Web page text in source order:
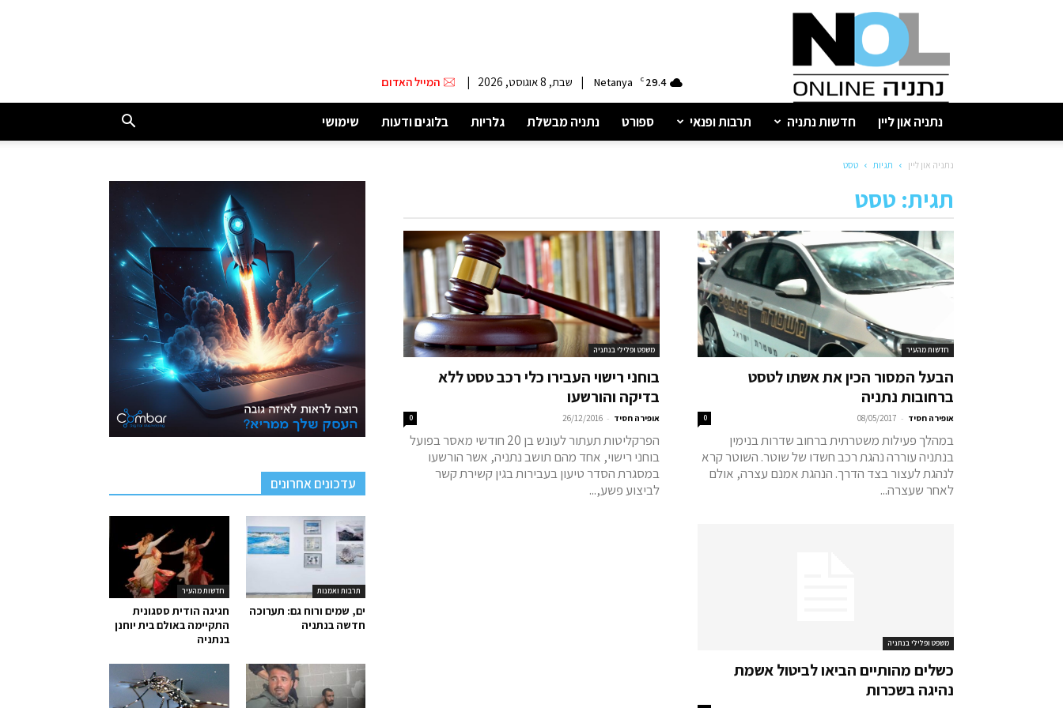
נתניה
29.4
C
Netanya
| שבת, 8 אוגוסט, 2026 | המייל האדום
נתניה און ליין חדשות נתניה תרבות ופנאי ספורט נתניה מבשלת גלריות בלוגים ודעות שימושי
נתניה און ליין תגיות טסט
תגית: טסט
חדשות מהעיר
הבעל המסור הכין את אשתו לטסט
ברחובות נתניה
אופירה חסיד -
08/05/2017
0
במהלך פעילות משטרתית ברחוב שדרות בנימין
בנתניה עוררה נהגת רכב חשדו של שוטר. השוטר קרא
לנהגת לעצור בצד הדרך. הנהגת אמנם עצרה, אולם
לאחר שעצרה...
משפט ופלילי בנתניה
בוחני רישוי העבירו כלי רכב טסט ללא
בדיקה והורשעו
אופירה חסיד -
26/12/2016
0
הפרקליטות תעתור לעונש בן 20 חודשי מאסר בפועל
בוחני רישוי, אחד מהם תושב נתניה, אשר הורשעו
במסגרת הסדר טיעון בעבירות בגין קשירת קשר
לביצוע פשע,...
משפט ופלילי בנתניה
כשלים מהותיים הביאו לביטול אשמת
נהיגה בשכרות
עדכונים אחרונים
חדשות מהעיר
חגיגה הודית ססגונית
התקיימה באולם בית יוחנן
בנתניה
תרבות ואמנות
ים, שמים ורוח גם: תערוכה
חדשה בנתניה